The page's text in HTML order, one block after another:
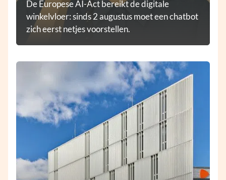
De Europese AI-Act bereikt de digitale
winkelvloer: sinds 2 augustus moet een chatbot
zich eerst netjes voorstellen.